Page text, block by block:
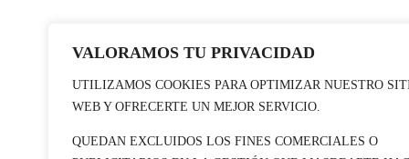
VALORAMOS TU PRIVACIDAD
UTILIZAMOS COOKIES PARA OPTIMIZAR NUESTRO
WEB Y OFRECERTE UN MEJOR SERVICIO.
QUEDAN EXCLUIDOS LOS FINES COMERCIALES O